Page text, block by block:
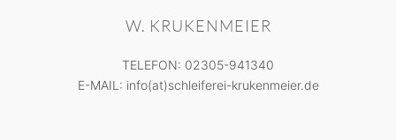
W. KRUKENMEIER
TELEFON: 02305-941340
E-MAIL: info(at)schleiferei-krukenmeier.de